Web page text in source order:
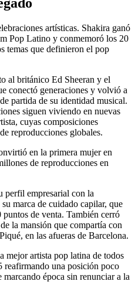
artísticas. Shakira ganó
Pop Latino y conmemoró los 20
temas que definieron el pop
al británico Ed Sheeran y el
conectó generaciones y volvió a
partida de su identidad musical.
siguen viviendo en nuevas
cuyas composiciones
reproducciones globales.
en la primera mujer en
de reproducciones en
perfil empresarial con la
marca de cuidado capilar, que
de venta. También cerró
la mansión que compartía con
en las afueras de Barcelona.
mejor artista pop latina de todos
reafirmando una posición poco
época sin renunciar a la